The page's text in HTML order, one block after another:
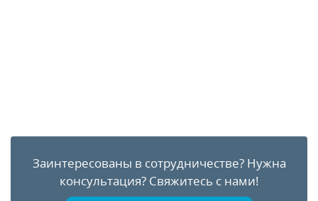
Заинтересованы в сотрудничестве?Нужна
консультация? Свяжитесь с нами!